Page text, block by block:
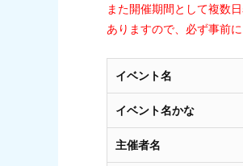
また開催期間として複数
ありますので、必ず事前
イベント名
イベント名かな
主催者名